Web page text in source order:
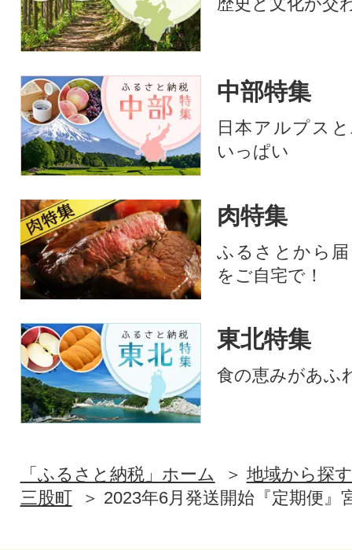
中部特集
日本アルプス
いっぱい
肉特集
ふるさとから
をご自宅で！
東北特集
食の恵みがあふ
「ふるさと納税」ホーム
地域から探す
三股町
2023年6月発送開始『定期便